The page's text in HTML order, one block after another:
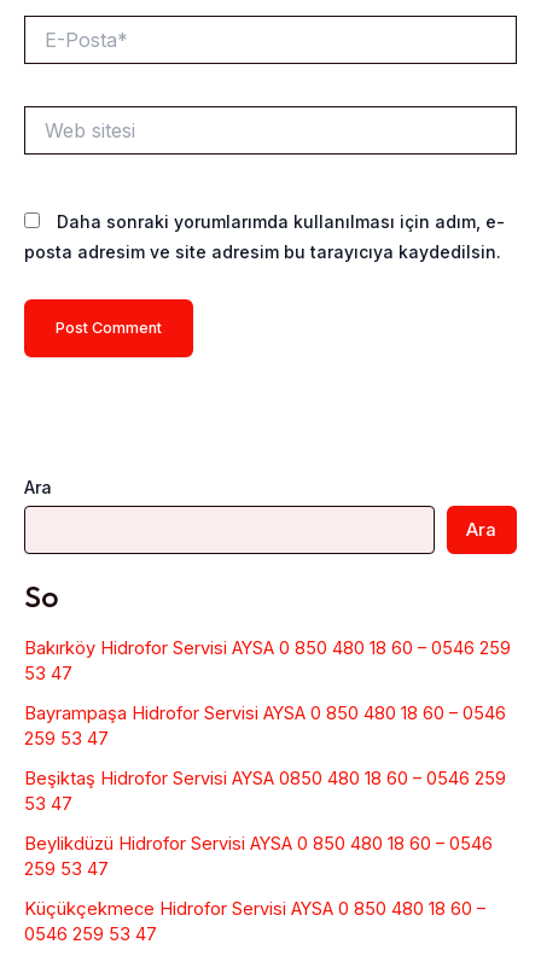
Posta*
sitesi
Daha sonraki yorumlarımda kullanılması için adım, e-
posta adresim ve site adresim bu tarayıcıya kaydedilsin.
Ara
Ara
So
Bakırköy Hidrofor Servisi AYSA 0 850 480 18 60 – 0546 259
53 47
Bayrampaşa Hidrofor Servisi AYSA 0 850 480 18 60 – 0546
259 53 47
Beşiktaş Hidrofor Servisi AYSA 0850 480 18 60 – 0546 259
53 47
Beylikdüzü Hidrofor Servisi AYSA 0 850 480 18 60 – 0546
259 53 47
Küçükçekmece Hidrofor Servisi AYSA 0 850 480 18 60 –
0546 259 53 47